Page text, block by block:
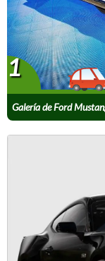
Galería de Ford
1